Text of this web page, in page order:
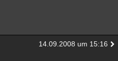
Gaming Filme
14.09.2008 um 15:16